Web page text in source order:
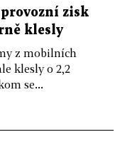
zisk
klesly
z mobilních
klesly o 2,2
se...